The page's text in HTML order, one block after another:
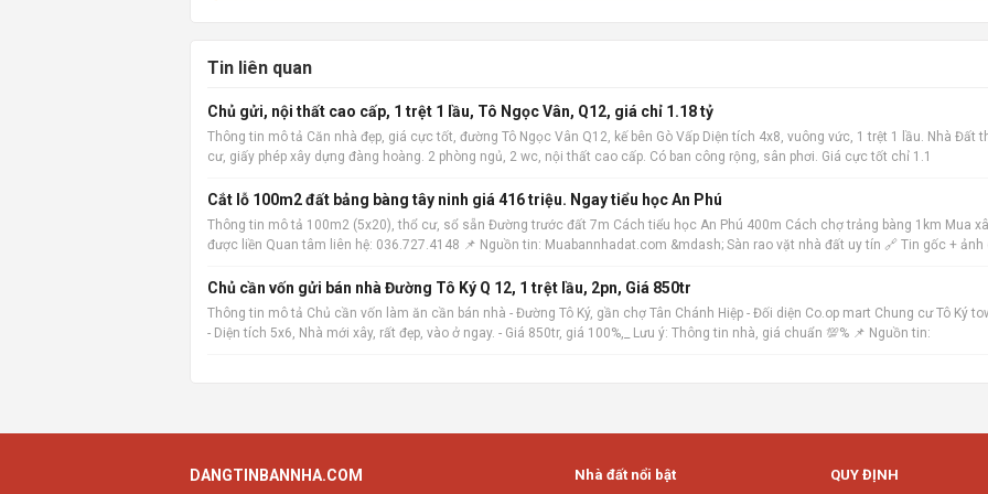
Tin liên quan
Chủ gửi, nội thất cao cấp, 1 trệt 1 lầu, Tô Ngọc Vân, Q12, giá chỉ 1.18 tỷ
Thông tin mô tả Căn nhà đẹp, giá cực tốt, đường Tô Ngọc Vân Q12, kế bên Gò Vấp Diện tích 4x8, vuông vức, 1 trệt 1 lầu. Nhà Đất
cư, giấy phép xây dựng đàng hoàng. 2 phòng ngủ, 2 wc, nội thất cao cấp. Có ban công rộng, sân phơi. Giá cực tốt chỉ 1.1
Cắt lỗ 100m2 đất bảng bàng tây ninh giá 416 triệu. Ngay tiểu học An Phú
Thông tin mô tả 100m2 (5x20), thổ cư, sổ sẵn Đường trước đất 7m Cách tiểu học An Phú 400m Cách chợ trảng bàng 1km Mua
được liền Quan tâm liên hệ: 036.727.4148 📌 Nguồn tin: Muabannhadat.com &mdash; Sàn rao vặt nhà đất uy tín 🔗 Tin gốc + ảnh
Chủ cần vốn gửi bán nhà Đường Tô Ký Q 12, 1 trệt lầu, 2pn, Giá 850tr
Thông tin mô tả Chủ cần vốn làm ăn cần bán nhà - Đường Tô Ký, gần chợ Tân Chánh Hiệp - Đối diện Co.op mart Chung cư Tô Ký
- Diện tích 5x6, Nhà mới xây, rất đẹp, vào ở ngay. - Giá 850tr, giá 100%,_ Lưu ý: Thông tin nhà, giá chuẩn 💯% 📌 Nguồn tin:
DANGTINBANNHA.COM Nhà đất nổi bật QUY ĐỊNH